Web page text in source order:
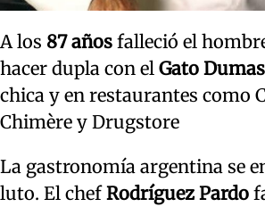
A los 87 años falleció el
hacer dupla con el Gato Dumas
chica y en restaurantes como
Chimère y Drugstore
La gastronomía argentina se
luto. El chefRodríguez Pardo